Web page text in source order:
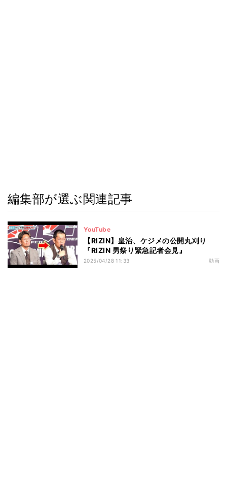
編集部が選ぶ関連記事
YouTube
【RIZIN】皇治、ケジメの公開丸刈り
『RIZIN 男祭り緊急記者会見』
2025/04/28 11:33 動画